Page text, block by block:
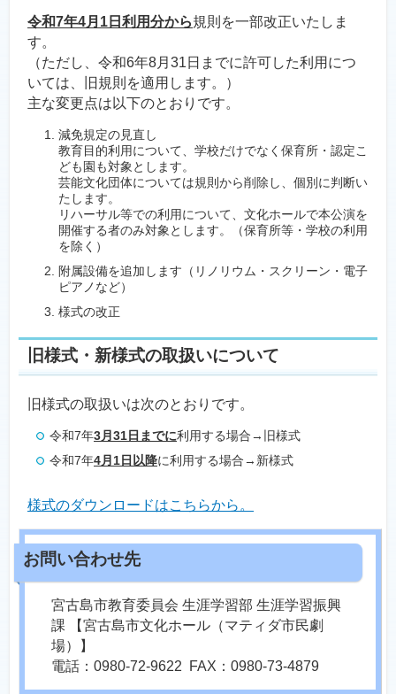
令和7年4月1日利用分から規則を一部改正いたしま
す。
（ただし、令和6年8月31日までに許可した利用につ
いては、旧規則を適用します。）
主な変更点は以下のとおりです。
減免規定の見直し
教育目的利用について、学校だけでなく保育所・認定こ
ども園も対象とします。
芸能文化団体については規則から削除し、個別に判断い
たします。
リハーサル等での利用について、文化ホールで本公演を
開催する者のみ対象とします。（保育所等・学校の利用
を除く）
附属設備を追加します（リノリウム・スクリーン・電子
ピアノなど）
様式の改正
旧様式・新様式の取扱いについて
旧様式の取扱いは次のとおりです。
令和7年3月31日までに利用する場合→旧様式
令和7年4月1日以降に利用する場合→新様式
様式のダウンロードはこちらから。
宮古島市教育委員会 生涯学習部 生涯学習振興
課 【宮古島市文化ホール（マティダ市民劇
場）】
電話：0980-72-9622 FAX：0980-73-4879